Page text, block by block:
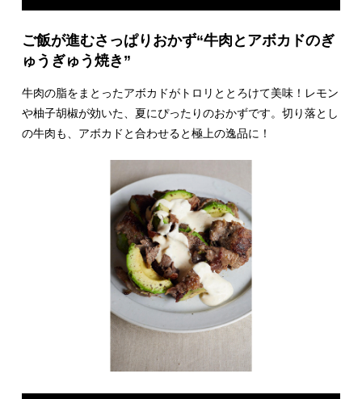
ご飯が進むさっぱりおかず“牛肉とアボカドのぎ
ゅうぎゅう焼き”
牛肉の脂をまとったアボカドがトロリととろけて美味！レモン
や柚子胡椒が効いた、夏にぴったりのおかずです。切り落とし
の牛肉も、アボカドと合わせると極上の逸品に！